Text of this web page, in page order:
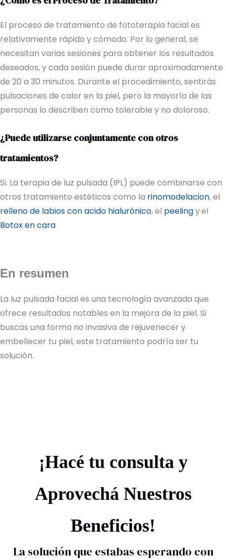
El proceso de tratamiento de fototerapia facial es
relativamente rápido y cómodo. Por lo general, se
necesitan varias sesiones para obtener los resultados
deseados, y cada sesión puede durar aproximadamente
de 20 a 30 minutos. Durante el procedimiento, sentirás
pulsaciones de calor en la piel, pero la mayoría de las
personas lo describen como tolerable y no doloroso.
¿Puede utilizarse conjuntamente con otros
tratamientos?
Si. La terapia de luz pulsada (IPL) puede combinarse con
otros tratamiento estéticos como la rinomodelacion, el
relleno de labios con acido hialurónico, el peelingyel
Botox en cara
En resumen
La luz pulsada facial es una tecnología avanzada que
ofrece resultados notables en la mejora de la piel. Si
buscas una forma no invasiva de rejuvenecer y
embellecer tu piel, este tratamiento podría ser tu
solución.
¡Hacé tu consulta y
Aprovechá Nuestros
Beneficios!
La solución que estabas esperando con